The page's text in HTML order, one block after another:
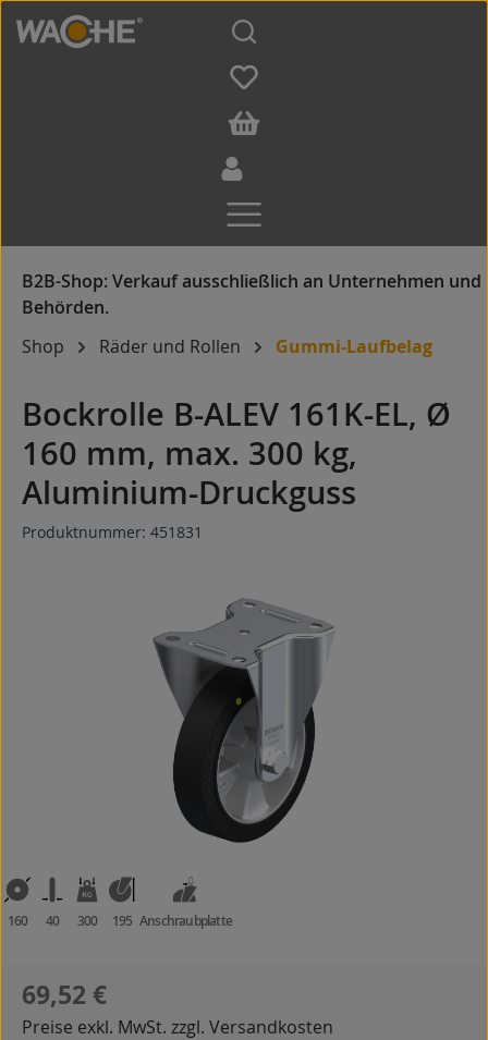
Zum Hauptinhalt springen
Shop Räder und Rollen Gummi-Laufbelag
Bockrolle B-ALEV 161K-EL, Ø
160 mm, max. 300 kg,
Aluminium-Druckguss
Produktnummer: 451831
160 40 300 195 Anschraubplatte
Regulärer Preis:
69,52 €
Preise exkl. MwSt. zzgl. Versandkosten